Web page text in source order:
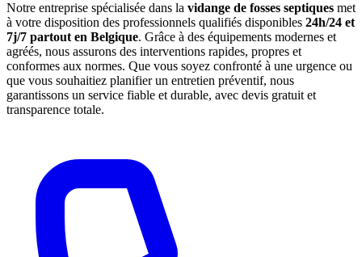
Notre entreprise spécialisée dans la vidange de fosses septiques met
à votre disposition des professionnels qualifiés disponibles 24h/24 et
7j/7 partout en Belgique. Grâce à des équipements modernes et
agréés, nous assurons des interventions rapides, propres et
conformes aux normes. Que vous soyez confronté à une urgence ou
que vous souhaitiez planifier un entretien préventif, nous
garantissons un service fiable et durable, avec devis gratuit et
transparence totale.